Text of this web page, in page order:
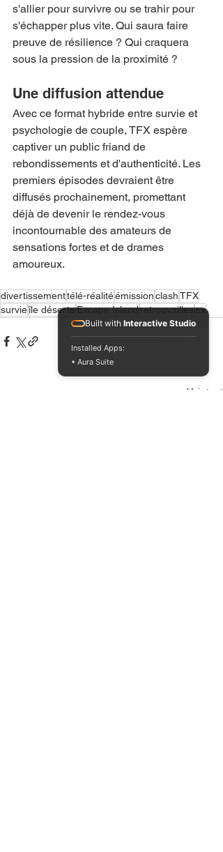
s'allier pour survivre ou se trahir pour
s'échapper plus vite. Qui saura faire
preuve de résilience ? Qui craquera
sous la pression de la proximité ?
Une diffusion attendue
Avec ce format hybride entre survie et
psychologie de couple, TFX espère
captiver un public friand de
rebondissements et d'authenticité. Les
premiers épisodes devraient être
diffusés prochainement, promettant
déjà de devenir le rendez-vous
incontournable des amateurs de
sensations fortes et de drames
amoureux.
divertissementtélé-réalitéémissionclashTFX
survieîle déserteExcape Islandretrouvaillesex
Voir tout
Built with Interactive Studio
Installed Apps:
• Aura Suite